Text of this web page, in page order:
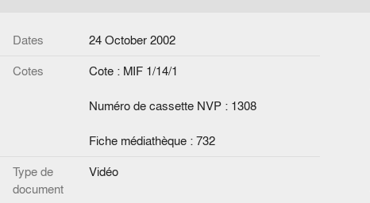
Dates
24 October 2002
Cotes
Cote : MIF 1/14/1
Numéro de cassette NVP : 1308
Fiche médiathèque : 732
Type de
document
Vidéo